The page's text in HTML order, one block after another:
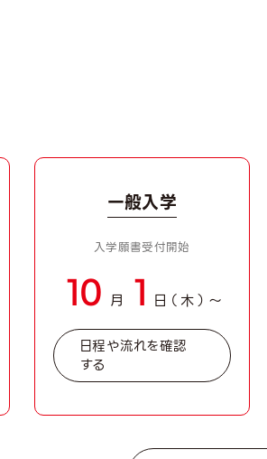
個別学校説明会や学費説明会も随時開催中！
スタートは総合型選抜（AO入学）エントリー
また、作文の例文をプレゼント！これで作文
ートに記入しましょう！
保護者様もご一緒にご参加いただけます。
一般入学
入学願書受付開始
10 月 1 日（木）〜
日程や流れを確認
する